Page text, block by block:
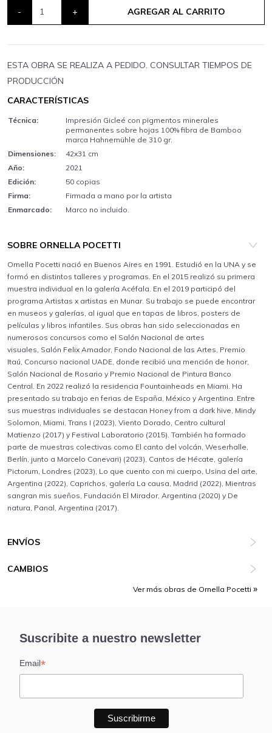
- + AGREGAR AL CARRITO
ESTA OBRA SE REALIZA A PEDIDO. CONSULTAR TIEMPOS DE
PRODUCCIÓN
CARACTERÍSTICAS
Técnica:
Impresión Gicleé con pigmentos minerales
permanentes sobre hojas 100% fibra de Bamboo
marca Hahnemühle de 310 gr.
Dimensiones:
42x31 cm
Año:
2021
Edición:
50 copias
Firma:
Firmada a mano por la artista
Enmarcado:
Marco no incluido.
SOBRE ORNELLA POCETTI
Ornella Pocetti nació en Buenos Aires en 1991. Estudió en la UNA y se
formó en distintos talleres y programas. En el 2015 realizó su primera
muestra individual en la galería Acéfala. En el 2019 participó del
programa Artistas x artistas en Munar. Su trabajo se puede encontrar
en museos y galerías, al igual que en tapas de libros, posters de
películas y libros infantiles. Sus obras han sido seleccionadas en
numerosos concursos como el Salón Nacional de artes
visuales, Salón Felix Amador, Fondo Nacional de las Artes, Premio
Itaú, Concurso nacional UADE, donde recibió una mención de honor,
Salón Nacional de Rosario y Premio Nacional de Pintura Banco
Central. En 2022 realizó la residencia Fountainheads en Miami. Ha
presentado su trabajo en ferias de España, México y Argentina. Entre
sus muestras individuales se destacan Honey from a dark hive, Mindy
Solomon, Miami, Trans I (2023), Viento Dorado, Centro cultural
Matienzo (2017) y Festival Laboratorio (2015). También ha formado
parte de muestras colectivas como El canto del volcán, Weserhalle,
Berlín, junto a Marcelo Canevari) (2023), Cantos de Hécate, galería
Pictorum, Londres (2023), Lo que cuento con mi cuerpo, Usina del arte,
Argentina (2022), Caprichos, galería La causa, Madrid (2022), Mientras
sangran mis sueños, Fundación El Mirador, Argentina (2020) y De
natura, Panal, Argentina (2017).
ENVÍOS
CAMBIOS
Ver más obras de Ornella Pocetti
Suscribite a nuestro newsletter
Email*